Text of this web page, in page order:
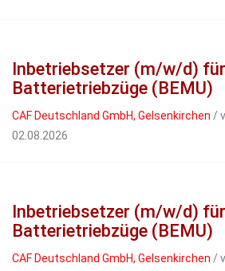
Inbetriebsetzer (m/w/d) für
Batterietriebzüge (BEMU)
CAF Deutschland GmbH, Gelsenkirchen /
02.08.2026
Inbetriebsetzer (m/w/d) für
Batterietriebzüge (BEMU)
CAF Deutschland GmbH, Gelsenkirchen /